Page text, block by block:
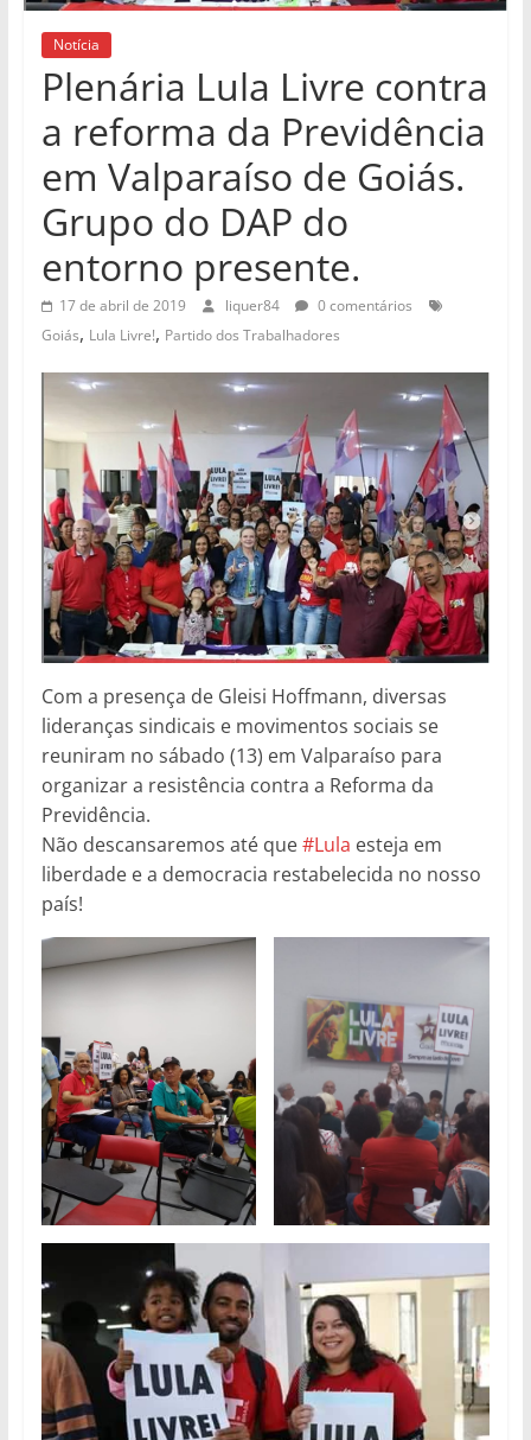
Notícia
Plenária Lula Livre contra
a reforma da Previdência
em Valparaíso de Goiás.
Grupo do DAP do
entorno presente.
17 de abril de 2019 liquer84
0 comentários
Goiás, Lula Livre!, Partido dos Trabalhadores
Com a presença de Gleisi Hoffmann, diversas
lideranças sindicais e movimentos sociais se
reuniram no sábado (13) em Valparaíso para
organizar a resistência contra a Reforma da
Previdência.
Não descansaremos até que#Lula esteja em
liberdade e a democracia restabelecida no nosso
país!